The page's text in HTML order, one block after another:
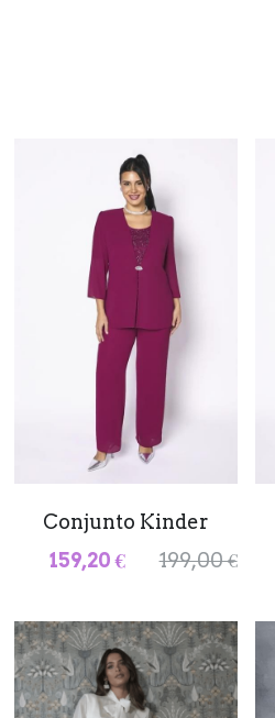
Conjunto Kinder
159,20 €
199,00 €